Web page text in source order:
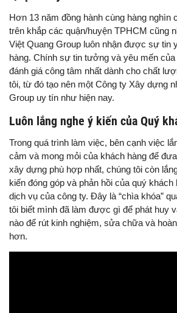
Hơn 13 năm đồng hành cùng hàng nghìn
trên khắp các quận/huyện TPHCM cũng
Việt Quang Group luôn nhận được sự tin
hàng. Chính sự tin tưởng và yêu mến
đánh giá công tâm nhất dành cho chất
tôi, từ đó tạo nên một Công ty Xây dựng
Group uy tín như hiện nay.
Luôn lắng nghe ý kiến của Quý
Trong quá trình làm việc, bên cạnh việc
cảm và mong mỏi của khách hàng để
xây dựng phù hợp nhất, chúng tôi còn
kiến đóng góp và phản hồi của quý
dịch vụ của công ty. Đây là “chìa khóa”
tôi biết mình đã làm được gì để phát huy
nào để rút kinh nghiệm, sửa chữa và
hơn.